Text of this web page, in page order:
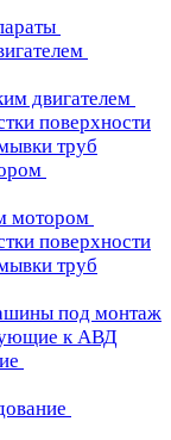
двигателем
поверхности
труб
мотором
поверхности
труб
под монтаж
к АВД